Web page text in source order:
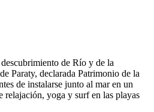
de Río y de la
Paraty, declarada Patrimonio de la
de instalarse junto al mar en un
relajación, yoga y surf en las playas